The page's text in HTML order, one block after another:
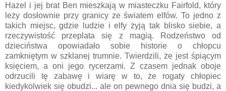
Hazel i jej brat Ben mieszkają w miasteczku Fairfold, który
leży dosłownie przy granicy ze światem elfów. To jedno z
takich miejsc, gdzie ludzie i elfy żyją tak blisko siebie, a
rzeczywistość przeplata się z magią. Rodzeństwo od
dzieciństwa opowiadało sobie historie o chłopcu
zamkniętym w szklanej trumnie. Twierdzili, że jest śpiącym
księciem, a oni jego rycerzami. Z czasem jednak oboje
odrzucili tę zabawę i wiarę w to, że rogaty chłopiec
kiedykolwiek się obudzi... ale on pewnego dnia się budzi, a